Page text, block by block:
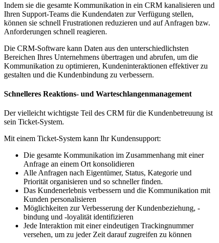
Indem sie die gesamte Kommunikation in ein CRM kanalisieren und
Ihren Support-Teams die Kundendaten zur Verfügung stellen,
können sie schnell Frustrationen reduzieren und auf Anfragen bzw.
Anforderungen schnell reagieren.
Die CRM-Software kann Daten aus den unterschiedlichsten
Bereichen Ihres Unternehmens übertragen und abrufen, um die
Kommunikation zu optimieren, Kundeninteraktionen effektiver zu
gestalten und die Kundenbindung zu verbessern.
Schnelleres Reaktions- und Warteschlangenmanagement
Der vielleicht wichtigste Teil des CRM für die Kundenbetreuung ist
sein Ticket-System.
Mit einem Ticket-System kann Ihr Kundensupport:
Die gesamte Kommunikation im Zusammenhang mit einer
Anfrage an einem Ort konsolidieren
Alle Anfragen nach Eigentümer, Status, Kategorie und
Priorität organisieren und so schneller finden.
Das Kundenerlebnis verbessern und die Kommunikation mit
Kunden personalisieren
Möglichkeiten zur Verbesserung der Kundenbeziehung, -
bindung und -loyalität identifizieren
Jede Interaktion mit einer eindeutigen Trackingnummer
versehen, um zu jeder Zeit darauf zugreifen zu können